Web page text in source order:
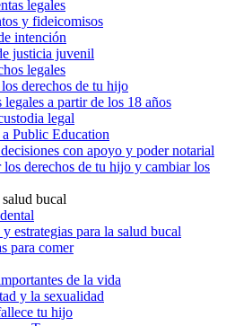
legales
y fideicomisos
intención
justicia juvenil
legales
derechos de tu hijo
legales a partir de los 18 años
legal
Public Education
con apoyo y poder notarial
los derechos de tu hijo y cambiar los
bucal
estrategias para la salud bucal
para comer
de la vida
y la sexualidad
tu hijo